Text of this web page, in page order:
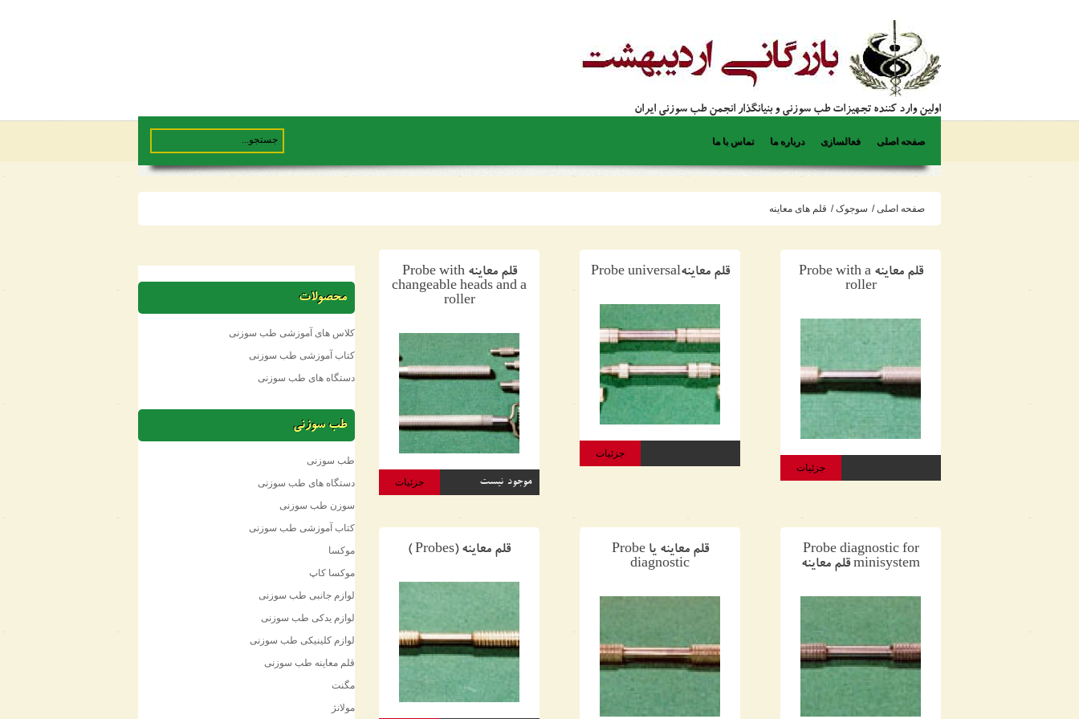
اولین وارد کننده تجهیزات طب سوزنی و بنیانگذار انجمن طب سوزنی ایران
صفحه اصلی فعالسازی درباره ما تماس با ما
صفحه اصلی/ سوجوک/ قلم های معاینه
قلم معاینه Probe with a
roller
جزئیات
قلم معاینهProbe universal
جزئیات
قلم معاینه Probe with
changeable heads and a
roller
موجود نیست جزئیات
Probe diagnostic for
minisystem قلم معاینه
قلم معاینه یا Probe
diagnostic
قلم معاینه (Probes )
محصولات
کلاس های آموزشی طب سوزنی
کتاب آموزشی طب سوزنی
دستگاه های طب سوزنی
طب سوزنی
طب سوزنی
دستگاه های طب سوزنی
سوزن طب سوزنی
کتاب آموزشی طب سوزنی
موکسا
موکسا کاپ
لوازم جانبی طب سوزنی
لوازم یدکی طب سوزنی
لوازم کلینیکی طب سوزنی
قلم معاینه طب سوزنی
مگنت
مولانژ